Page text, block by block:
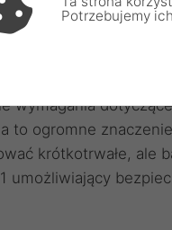
Core GC jest
wymagania
to ogromne
krótkotrwałe, ale
umożliwiający
Potrzebujemy